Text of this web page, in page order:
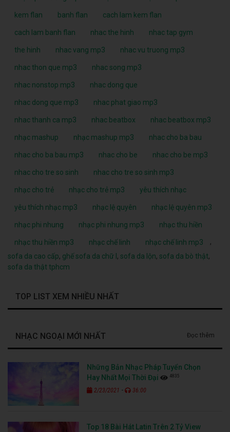
kem flan banh flan cach lam kem flan
cach lam banh flan nhac the hinh nhac tap gym
the hinh nhac vang mp3 nhac vu truong mp3
nhac thon que mp3 nhac song mp3
nhac nonstop mp3 nhac dong que
nhac dong que mp3 nhac phat giao mp3
nhac thanh ca mp3 nhac beatbox nhac beatbox mp3
nhạc mashup nhạc mashup mp3 nhac cho ba bau
nhac cho ba bau mp3 nhac cho be nhac cho be mp3
nhac cho tre so sinh nhac cho tre so sinh mp3
nhạc cho trẻ nhạc cho trẻ mp3 yêu thích nhạc
yêu thích nhạc mp3 nhạc lệ quyên nhạc lệ quyên mp3
nhạc phi nhung nhạc phi nhung mp3 nhạc thu hiền
nhạc thu hiền mp3 nhạc chế linh nhạc chế linh mp3
,
sofa da cao cấp, ghế sofa da chữ l , sofa da lộn, sofa da bò thật,
sofa da thật tphcm
TOP LIST XEM NHIỀU NHẤT
NHẠC NGOẠI MỚI NHẤT Đọc thêm
Những Bản Nhạc Pháp Tuyển Chọn
Hay Nhất Mọi Thời Đại
4835
2/23/2021 - 36:00
Top 18 Bài Hát Latin Trên 2 Tỷ View